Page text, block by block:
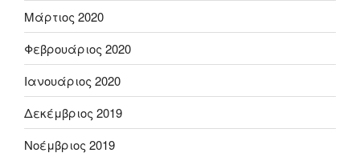
Μάρτιος 2020
Φεβρουάριος 2020
Ιανουάριος 2020
Δεκέμβριος 2019
Νοέμβριος 2019